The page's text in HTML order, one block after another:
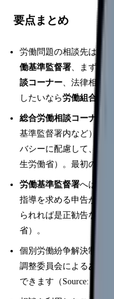
要点まとめ
労働問題の相談先は役
働基準監督署 、まず中
談コーナー 、法律相談
したいなら労働組合
総合労働相談コーナー
基準監督署内など）に
バシーに配慮して、あ
生労働省）。最初の入
労働基準監督署へは、
指導を求める申告がで
られれば是正勧告など
省）。
個別労働紛争解決制度
調整委員会によるあっせ
できます（Source: 厚生